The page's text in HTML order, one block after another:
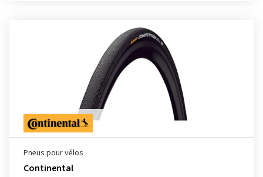
Pneus pour vélos
Continental